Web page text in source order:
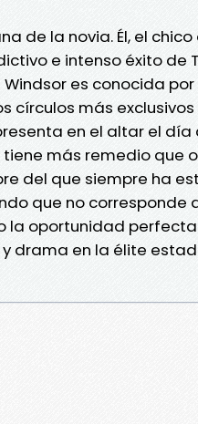
de la novia. Él, el
e intenso éxito de
es conocida
círculos más
en el altar el
tiene más remedio que
del que siempre ha
que no corresponde
la oportunidad
drama en la élite